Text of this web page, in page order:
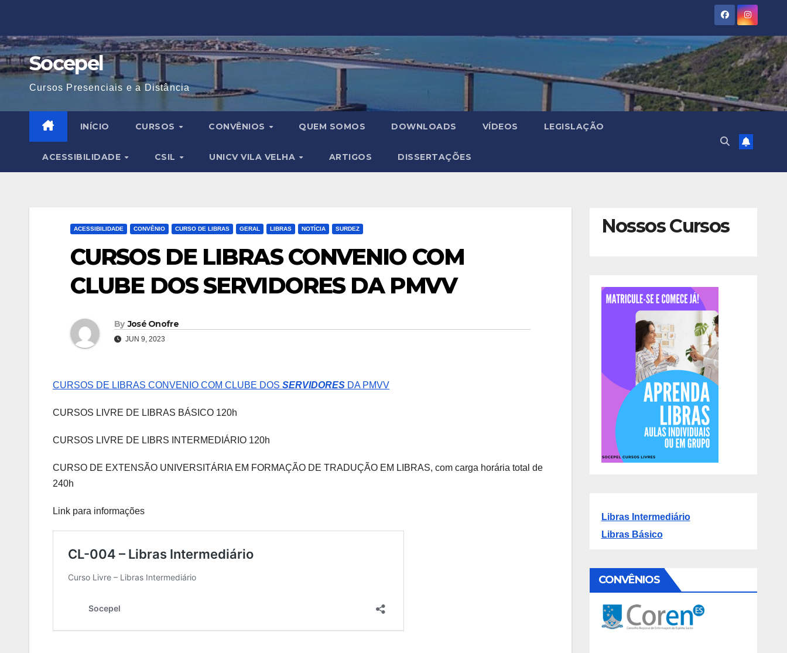
content
Socepel
Cursos Presenciais e a Distância
INÍCIO CURSOS CONVÊNIOS QUEM SOMOS DOWNLOADS VÍDEOS LEGISLAÇÃO
ACESSIBILIDADE CSIL UNICV VILA VELHA ARTIGOS DISSERTAÇÕES
ACESSIBILIDADE CONVÊNIO CURSO DE LIBRAS GERAL LIBRAS NOTÍCIA SURDEZ
CURSOS DE LIBRAS CONVENIO COM
CLUBE DOS SERVIDORES DA PMVV
By José Onofre
JUN 9, 2023
CURSOS DE LIBRAS CONVENIO COM CLUBE DOS SERVIDORES DA PMVV
CURSOS LIVRE DE LIBRAS BÁSICO 120h
CURSOS LIVRE DE LIBRS INTERMEDIÁRIO 120h
CURSO DE EXTENSÃO UNIVERSITÁRIA EM FORMAÇÃO DE TRADUÇÃO EM LIBRAS, com carga horária total de
240h
Link para informações
Nossos Cursos
Libras Intermediário
Libras Básico
CONVÊNIOS